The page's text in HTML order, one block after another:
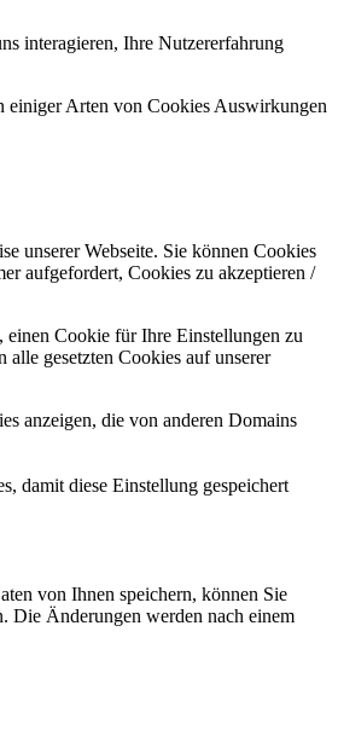
interagieren, Ihre Nutzererfahrung
einiger Arten von Cookies Auswirkungen
unserer Webseite. Sie können Cookies
aufgefordert, Cookies zu akzeptieren /
einen Cookie für Ihre Einstellungen zu
gesetzten Cookies auf unserer
anzeigen, die von anderen Domains
damit diese Einstellung gespeichert
von Ihnen speichern, können Sie
Die Änderungen werden nach einem